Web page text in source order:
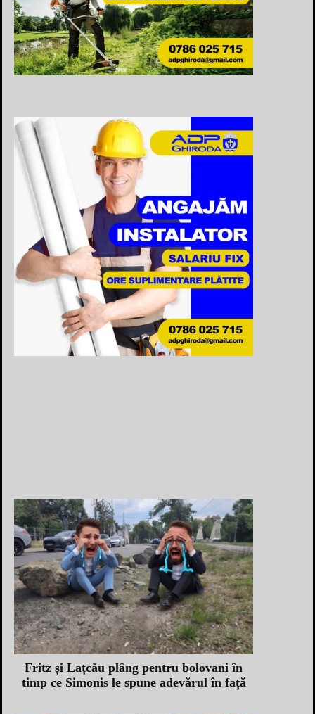
Fritz și Lațcău plâng pentru bolovani în
timp ce Simonis le spune adevărul în față